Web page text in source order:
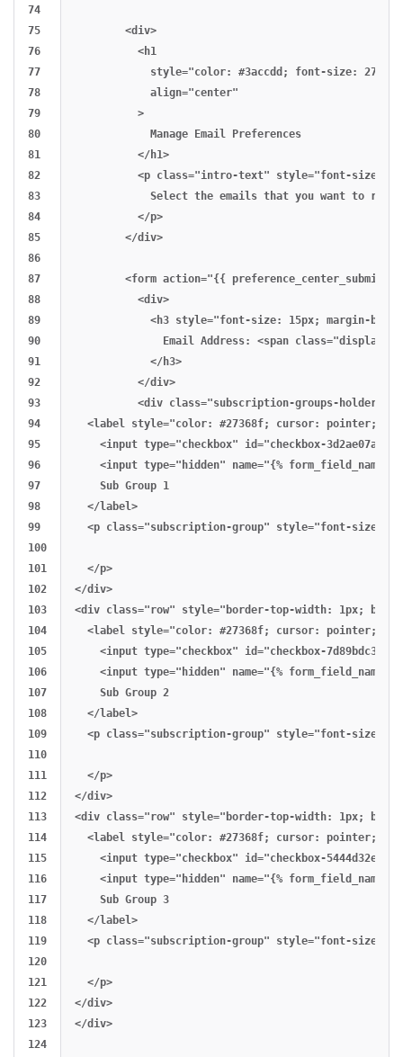
74
75
76
77
78
79
80
81
82
83
84
85
86
87
88
89
90
91
92
93
94
95
96
97
98
99
100
101
102
103
104
105
106
107
108
109
110
111
112
113
114
115
116
117
118
119
120
121
122
123
124
        <div>
          <h1
style="color: #3accdd; font-size:
            align="center"
          >
            Manage Email Preferences
          </h1>
<p class="intro-text" style="font-size:
Select the emails that you want to
          </p>
        </div>
<form action="{{
          <div>
<h3 style="font-size: 15px; margin-
Email Address: <span
            </h3>
          </div>
<div class="subscription-groups-holder"
<label style="color: #27368f; cursor: pointer;
<input type="checkbox" id="checkbox-3d2ae07a-
<input type="hidden" name="{% form_field_name
    Sub Group 1
  </label>
<p class="subscription-group" style="font-size:
  </p>
</div>
<div class="row" style="border-top-width: 1px;
<label style="color: #27368f; cursor: pointer;
<input type="checkbox" id="checkbox-7d89bdc3-
<input type="hidden" name="{% form_field_name
    Sub Group 2
  </label>
<p class="subscription-group" style="font-size:
  </p>
</div>
<div class="row" style="border-top-width: 1px;
<label style="color: #27368f; cursor: pointer;
<input type="checkbox" id="checkbox-5444d32e-
<input type="hidden" name="{% form_field_name
    Sub Group 3
  </label>
<p class="subscription-group" style="font-size:
  </p>
</div>
</div>